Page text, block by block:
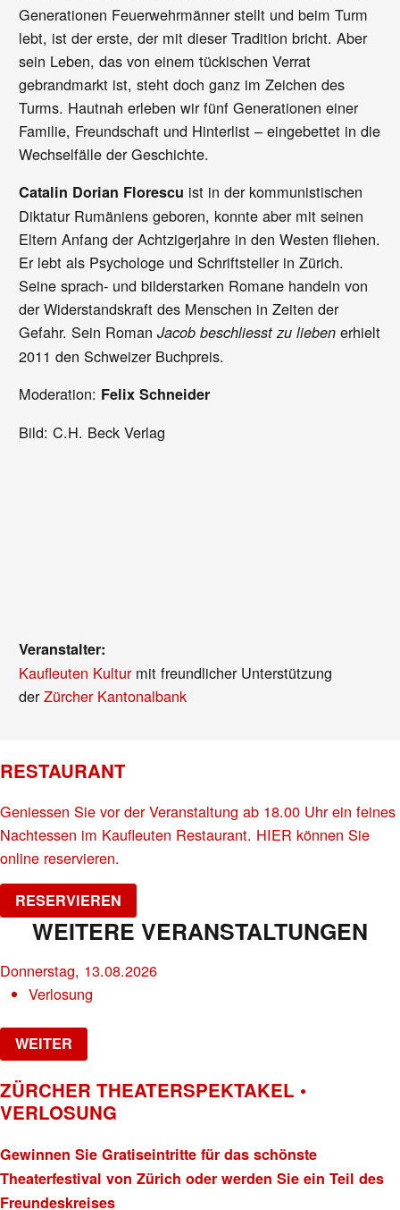
Generationen Feuerwehrmänner stellt und beim Turm
lebt, ist der erste, der mit dieser Tradition bricht. Aber
sein Leben, das von einem tückischen Verrat
gebrandmarkt ist, steht doch ganz im Zeichen des
Turms. Hautnah erleben wir fünf Generationen einer
Familie, Freundschaft und Hinterlist – eingebettet in die
Wechselfälle der Geschichte.
Catalin Dorian Florescu ist in der kommunistischen
Diktatur Rumäniens geboren, konnte aber mit seinen
Eltern Anfang der Achtzigerjahre in den Westen fliehen.
Er lebt als Psychologe und Schriftsteller in Zürich.
Seine sprach- und bilderstarken Romane handeln von
der Widerstandskraft des Menschen in Zeiten der
Gefahr. Sein RomanJacob beschliesst zu liebenerhielt
2011 den Schweizer Buchpreis.
Moderation: Felix Schneider
Bild: C.H. Beck Verlag
Veranstalter:
Kaufleuten Kulturmit freundlicher Unterstützung
derZürcher Kantonalbank
RESTAURANT
Geniessen Sie vor der Veranstaltung ab 18.00 Uhr ein feines
Nachtessen im Kaufleuten Restaurant. HIER können Sie
online reservieren.
RESERVIEREN
WEITERE VERANSTALTUNGEN
Donnerstag, 13.08.2026
Verlosung
WEITER
ZÜRCHER THEATERSPEKTAKEL •
VERLOSUNG
Gewinnen Sie Gratiseintritte für das schönste
Theaterfestival von Zürich oder werden Sie ein Teil des
Freundeskreises